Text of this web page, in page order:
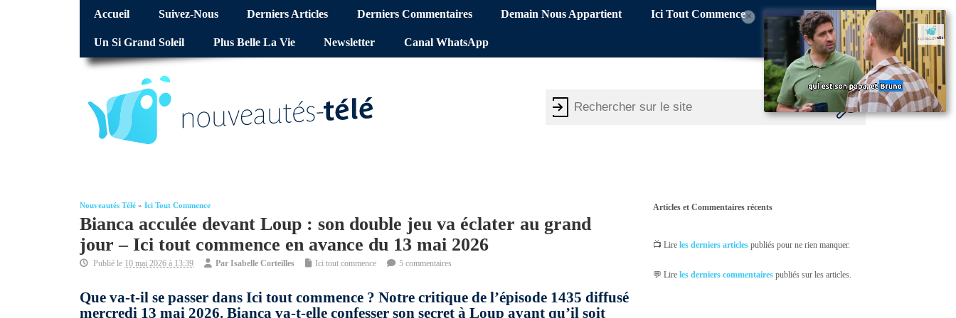
Accueil Suivez-Nous Derniers Articles Derniers Commentaires Demain Nous Appartient Ici Tout Commence
Un Si Grand Soleil Plus Belle La Vie Newsletter Canal WhatsApp
Nouveautés Télé » Ici Tout Commence
Bianca acculée devant Loup : son double jeu va éclater au grand
jour – Ici tout commence en avance du 13 mai 2026
Publié le 10 mai 2026 à 13:39 Par Isabelle Corteilles Ici tout commence 5 commentaires
Que va-t-il se passer dans Ici tout commence ? Notre critique de l’épisode 1435 diffusé
mercredi 13 mai 2026. Bianca va-t-elle confesser son secret à Loup avant qu’il soit
×
Articles et Commentaires récents
📺 Lireles derniers articles publiés pour ne rien manquer.
💬 Lireles derniers commentaires publiés sur les articles.